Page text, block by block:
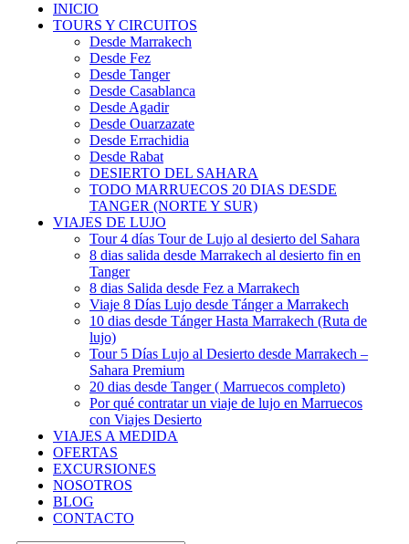
INICIO
TOURS Y CIRCUITOS
Desde Marrakech
Desde Fez
Desde Tanger
Desde Casablanca
Desde Agadir
Desde Ouarzazate
Desde Errachidia
Desde Rabat
DESIERTO DEL SAHARA
TODO MARRUECOS 20 DIAS DESDE
TANGER (NORTE Y SUR)
VIAJES DE LUJO
Tour 4 días Tour de Lujo al desierto del Sahara
8 dias salida desde Marrakech al desierto fin en
Tanger
8 dias Salida desde Fez a Marrakech
Viaje 8 Días Lujo desde Tánger a Marrakech
10 dias desde Tánger Hasta Marrakech (Ruta de
lujo)
Tour 5 Días Lujo al Desierto desde Marrakech –
Sahara Premium
20 dias desde Tanger ( Marruecos completo)
Por qué contratar un viaje de lujo en Marruecos
con Viajes Desierto
VIAJES A MEDIDA
OFERTAS
EXCURSIONES
NOSOTROS
BLOG
CONTACTO